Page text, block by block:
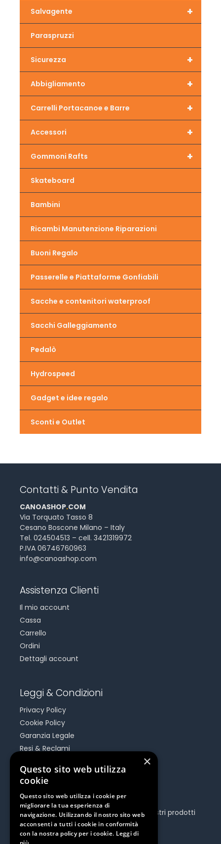
+
Salvagente
Paraspruzzi
+
Sicurezza
+
Abbigliamento
+
Carrelli Portacanoe e Barre
+
Accessori
+
Gommoni Rafts
Skateboard
Bambini
Ricambi Manutenzione Riparazioni
Buoni Regalo
Passerelle e Piattaforme Gonfiabili
Sacche e contenitori waterproof
Sacchi Galleggiamento
Pedalò
Hydrospeed
Gadget e idee regalo
Sconti e Outlet
Contatti & Punto Vendita
CANOASHOP.COM
Via Torquato Tasso 8
Cesano Boscone Milano – Italy
Tel. 024504513 – cell. 3421319972
P.IVA 06746760963
info@canoashop.com
Assistenza Clienti
Il mio account
Cassa
Carrello
Ordini
Dettagli account
Leggi & Condizioni
Privacy Policy
Cookie Policy
Garanzia Legale
Resi & Reclami
Be Social
Seguici e rimani aggiornato su tutti i nostri prodotti
e iniziative.
×
Questo sito web utilizza
cookie
Questo sito web utilizza i cookie per
migliorare la tua esperienza di
navigazione. Utilizzando il nostro sito web
acconsenti a tutti i cookie in conformità
con la nostra policy per i cookie. Leggi di